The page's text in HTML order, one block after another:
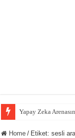
Yapay Zeka
Home / Etiket:sesli